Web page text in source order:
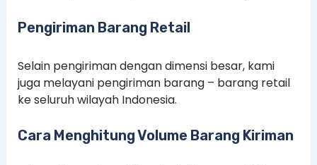
Pengiriman Barang Retail
Selain pengiriman dengan dimensi besar, kami
juga melayani pengiriman barang – barang retail
ke seluruh wilayah Indonesia.
Cara Menghitung Volume Barang Kiriman